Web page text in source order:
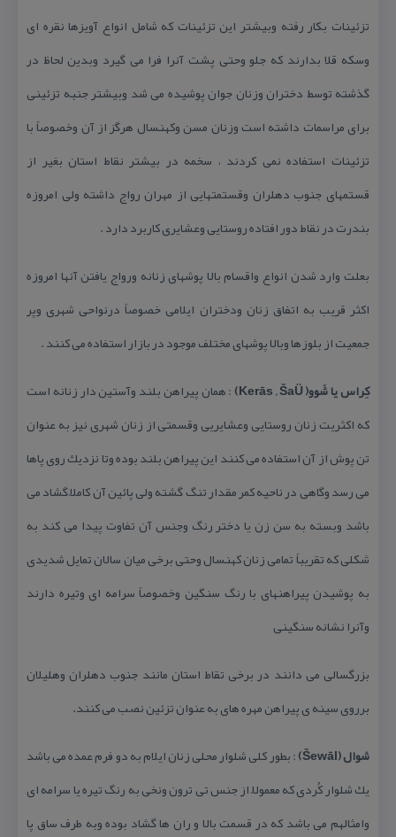
تزئینات بكار رفته وبیشتر این تزئینات كه شامل انواع آویزها نقره ای
وسكه قلا بدارند كه جلو وحتی پشت آنرا فرا می گیرد وبدین لحاظ در
گذشته توسط دختران وزنان جوان پوشیده می شد وبیشتر جنبه تزئینی
برای مراسمات داشته است وزنان مسن وكهنسال هرگز از آن وخصوصاً با
تزئینات استفاده نمی كردند ، سخمه در بیشتر نقاط استان بغیر از
قستمهای جنوب دهلران وقستمتهایی از مهران رواج داشته ولی امروزه
بندرت در نقاط دور افتاده روستایی وعشایری كاربرد دارد .
بعلت وارد شدن انواع واقسام بالا پوشهای زنانه ورواج یافتن آنها امروزه
اكثر قریب به اتفاق زنان ودختران ایلامی خصوصاً درنواحی شهری وپر
جمعیت از بلوزها وبالا پوشهای مختلف موجود در بازار استفاده می كنند .
كِراس یا شَوو( Kerās , ŠaÜ)
: همان پیراهن بلند وآستین دار زنانه است
كه اكثریت زنان روستایی وعشایریی وقسمتی از زنان شهری نیز به عنوان
تن پوش از آن استفاده می كنند این پیراهن بلند بوده وتا نزدیك روی پاها
می رسد وگاهی در ناحیه كمر مقدار تنگ گشته ولی پائین آن كاملاً گشاد می
باشد وبسته به سن زن یا دختر رنگ وجنس آن تفاوت پیدا می كند به
شكلی كه تقریباً تمامی زنان كهنسال وحتی برخی میان سالان تمایل شدیدی
به پوشیدن پیراهنهای با رنگ سنگین وخصوصاً سرامه ای وتیره دارند
وآنرا نشانه سنگینی
بزرگسالی می دانند در برخی تقاط استان مانند جنوب دهلران وهلیلان
برروی سینه ی پیراهن مهره های به عنوان تزئین نصب می كنند.
شوال (Šewāl)
: بطور كلی شلوار محلی زنان ایلام به دو فرم عمده می باشد
یك شلوار كُردی كه معمولاً از جنس تی ترون ونخی به رنگ تیره یا سرامه ای
وامثالهم می باشد كه در قسمت بالا و ران ها گشاد بوده وبه طرف ساق پا